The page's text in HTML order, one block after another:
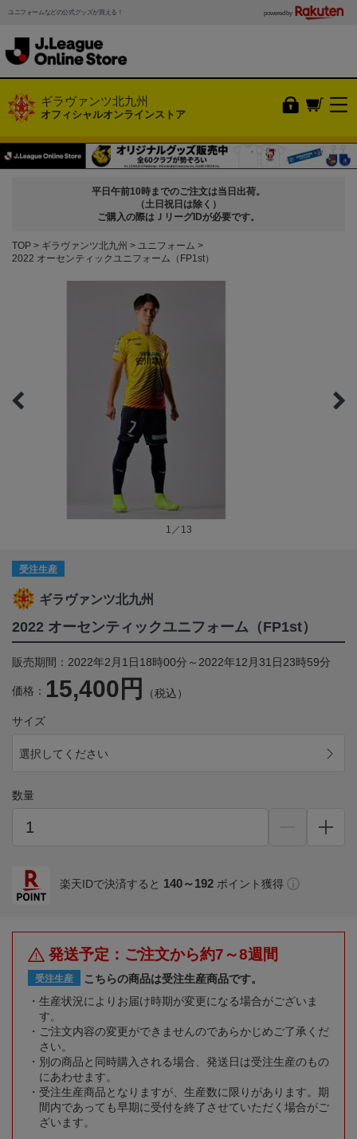
ユニフォームなどの公式グッズが買える！ powered by
ギラヴァンツ北九州
オフィシャルオンラインストア
平日午前10時までのご注文は当日出荷。
（土日祝日は除く）
ご購入の際はＪリーグIDが必要です。
TOP ギラヴァンツ北九州
ユニフォーム
2022 オーセンティックユニフォーム（FP1st）
1／13
受注生産
ギラヴァンツ北九州
2022 オーセンティックユニフォーム（FP1st）
販売期間：2022年2月1日18時00分～2022年12月31日23時59分
価格： 15,400円 （税込）
サイズ
選択してください
数量
楽天IDで決済すると 140～192 ポイント獲得
発送予定：ご注文から約7～8週間
受注生産
こちらの商品は受注生産商品です。
生産状況によりお届け時期が変更になる場合がございま
す。
ご注文内容の変更ができませんのであらかじめご了承くだ
さい。
別の商品と同時購入される場合、発送日は受注生産のもの
にあわせます。
受注生産商品となりますが、生産数に限りがあります。期
間内であっても早期に受付を終了させていただく場合がご
ざいます。